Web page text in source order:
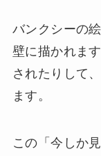
バンクシーの
壁に描かれま
されたりして
ます。
この「今しか